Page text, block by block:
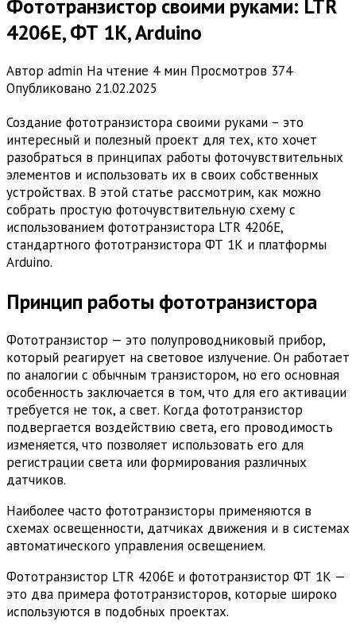
Фототранзистор своими руками: LTR
4206E, ФТ 1К, Arduino
Автор admin На чтение 4 мин Просмотров 374
Опубликовано 21.02.2025
Создание фототранзистора своими руками – это
интересный и полезный проект для тех, кто хочет
разобраться в принципах работы фоточувствительных
элементов и использовать их в своих собственных
устройствах. В этой статье рассмотрим, как можно
собрать простую фоточувствительную схему с
использованием фототранзистора LTR 4206E,
стандартного фототранзистора ФТ 1К и платформы
Arduino.
Принцип работы фототранзистора
Фототранзистор — это полупроводниковый прибор,
который реагирует на световое излучение. Он работает
по аналогии с обычным транзистором, но его основная
особенность заключается в том, что для его активации
требуется не ток, а свет. Когда фототранзистор
подвергается воздействию света, его проводимость
изменяется, что позволяет использовать его для
регистрации света или формирования различных
датчиков.
Наиболее часто фототранзисторы применяются в
схемах освещенности, датчиках движения и в системах
автоматического управления освещением.
Фототранзистор LTR 4206E и фототранзистор ФТ 1К —
это два примера фототранзисторов, которые широко
используются в подобных проектах.